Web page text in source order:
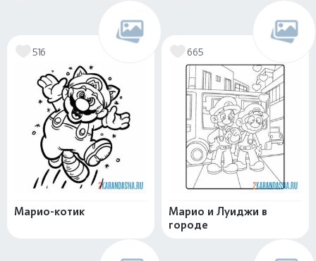
516
Марио-котик
665
Марио и Луиджи в
городе